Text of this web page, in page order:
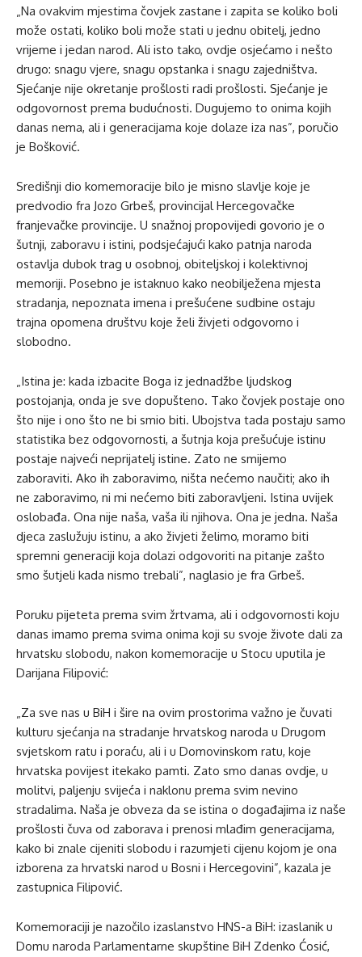
„Na ovakvim mjestima čovjek zastane i zapita se koliko boli
može ostati, koliko boli može stati u jednu obitelj, jedno
vrijeme i jedan narod. Ali isto tako, ovdje osjećamo i nešto
drugo: snagu vjere, snagu opstanka i snagu zajedništva.
Sjećanje nije okretanje prošlosti radi prošlosti. Sjećanje je
odgovornost prema budućnosti. Dugujemo to onima kojih
danas nema, ali i generacijama koje dolaze iza nas”, poručio
je Bošković.
Središnji dio komemoracije bilo je misno slavlje koje je
predvodio fra Jozo Grbeš, provincijal Hercegovačke
franjevačke provincije. U snažnoj propovijedi govorio je o
šutnji, zaboravu i istini, podsjećajući kako patnja naroda
ostavlja dubok trag u osobnoj, obiteljskoj i kolektivnoj
memoriji. Posebno je istaknuo kako neobilježena mjesta
stradanja, nepoznata imena i prešućene sudbine ostaju
trajna opomena društvu koje želi živjeti odgovorno i
slobodno.
„Istina je: kada izbacite Boga iz jednadžbe ljudskog
postojanja, onda je sve dopušteno. Tako čovjek postaje ono
što nije i ono što ne bi smio biti. Ubojstva tada postaju samo
statistika bez odgovornosti, a šutnja koja prešućuje istinu
postaje najveći neprijatelj istine. Zato ne smijemo
zaboraviti. Ako ih zaboravimo, ništa nećemo naučiti; ako ih
ne zaboravimo, ni mi nećemo biti zaboravljeni. Istina uvijek
oslobađa. Ona nije naša, vaša ili njihova. Ona je jedna. Naša
djeca zaslužuju istinu, a ako živjeti želimo, moramo biti
spremni generaciji koja dolazi odgovoriti na pitanje zašto
smo šutjeli kada nismo trebali”, naglasio je fra Grbeš.
Poruku pijeteta prema svim žrtvama, ali i odgovornosti koju
danas imamo prema svima onima koji su svoje živote dali za
hrvatsku slobodu, nakon komemoracije u Stocu uputila je
Darijana Filipović:
„Za sve nas u BiH i šire na ovim prostorima važno je čuvati
kulturu sjećanja na stradanje hrvatskog naroda u Drugom
svjetskom ratu i poraću, ali i u Domovinskom ratu, koje
hrvatska povijest itekako pamti. Zato smo danas ovdje, u
molitvi, paljenju svijeća i naklonu prema svim nevino
stradalima. Naša je obveza da se istina o događajima iz naše
prošlosti čuva od zaborava i prenosi mlađim generacijama,
kako bi znale cijeniti slobodu i razumjeti cijenu kojom je ona
izborena za hrvatski narod u Bosni i Hercegovini”, kazala je
zastupnica Filipović.
Komemoraciji je nazočilo izaslanstvo HNS-a BiH: izaslanik u
Domu naroda Parlamentarne skupštine BiH Zdenko Ćosić,